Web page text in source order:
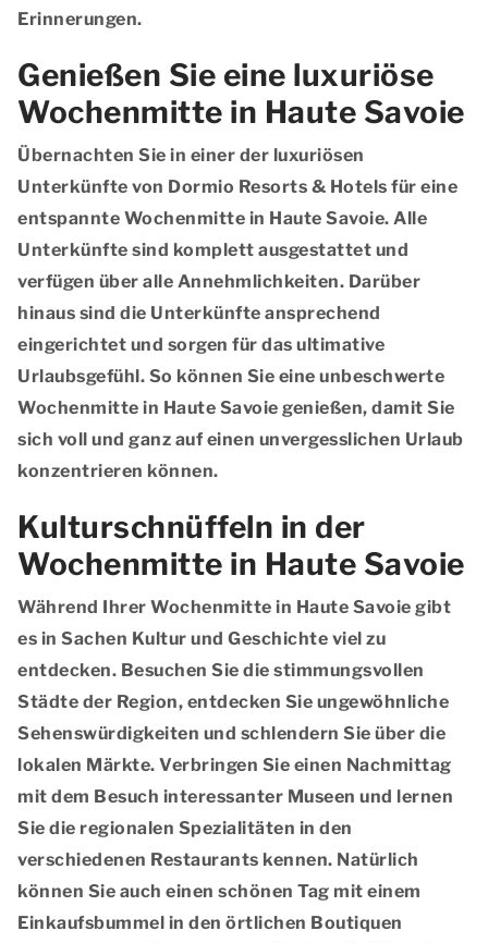
Erinnerungen.
Genießen Sie eine luxuriöse
Wochenmitte in Haute Savoie
Übernachten Sie in einer der luxuriösen
Unterkünfte von Dormio Resorts & Hotels für eine
entspannte Wochenmitte in Haute Savoie. Alle
Unterkünfte sind komplett ausgestattet und
verfügen über alle Annehmlichkeiten. Darüber
hinaus sind die Unterkünfte ansprechend
eingerichtet und sorgen für das ultimative
Urlaubsgefühl. So können Sie eine unbeschwerte
Wochenmitte in Haute Savoie genießen, damit Sie
sich voll und ganz auf einen unvergesslichen Urlaub
konzentrieren können.
Kulturschnüffeln in der
Wochenmitte in Haute Savoie
Während Ihrer Wochenmitte in Haute Savoie gibt
es in Sachen Kultur und Geschichte viel zu
entdecken. Besuchen Sie die stimmungsvollen
Städte der Region, entdecken Sie ungewöhnliche
Sehenswürdigkeiten und schlendern Sie über die
lokalen Märkte. Verbringen Sie einen Nachmittag
mit dem Besuch interessanter Museen und lernen
Sie die regionalen Spezialitäten in den
verschiedenen Restaurants kennen. Natürlich
können Sie auch einen schönen Tag mit einem
Einkaufsbummel in den örtlichen Boutiquen